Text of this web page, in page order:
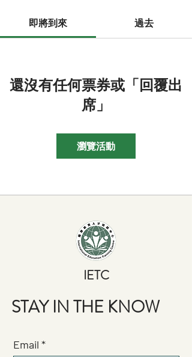
即將到來 過去
還沒有任何票券或「回覆出
席」
瀏覽活動
​IETC
STAY IN THE KNOW
Email